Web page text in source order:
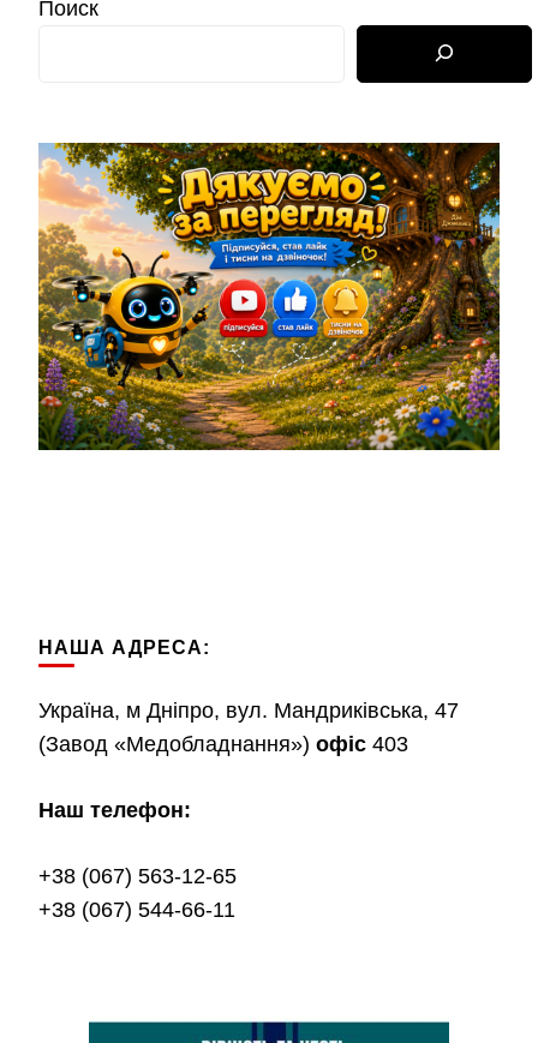
Поиск
НАША АДРЕСА:
Україна, м Дніпро, вул. Мандриківська, 47
(Завод «Медобладнання») офіс 403
Наш телефон:
+38 (067) 563-12-65
+38 (067) 544-66-11